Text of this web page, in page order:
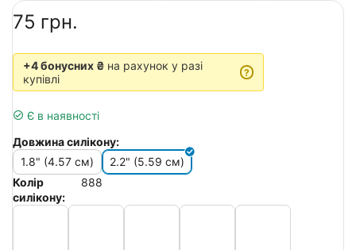
‍75‍ грн.
+4 бонусних ₴ на рахунок у разі
купівлі
?
Є в наявності
Довжина силікону:
1.8" (4.57 см)
2.2" (5.59 см)
Колір
силікону:
888